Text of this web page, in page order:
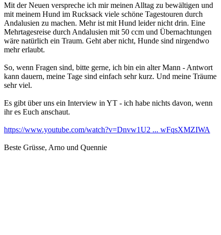
Mit der Neuen verspreche ich mir meinen Alltag zu bewältigen und
mit meinem Hund im Rucksack viele schöne Tagestouren durch
Andalusien zu machen. Mehr ist mit Hund leider nicht drin. Eine
Mehrtagesreise durch Andalusien mit 50 ccm und Übernachtungen
wäre natürlich ein Traum. Geht aber nicht, Hunde sind nirgendwo
mehr erlaubt.
So, wenn Fragen sind, bitte gerne, ich bin ein alter Mann - Antwort
kann dauern, meine Tage sind einfach sehr kurz. Und meine Träume
sehr viel.
Es gibt über uns ein Interview in YT - ich habe nichts davon, wenn
ihr es Euch anschaut.
https://www.youtube.com/watch?v=Dnvw1U2 ... wFqsXMZIWA
Beste Grüsse, Arno und Quennie